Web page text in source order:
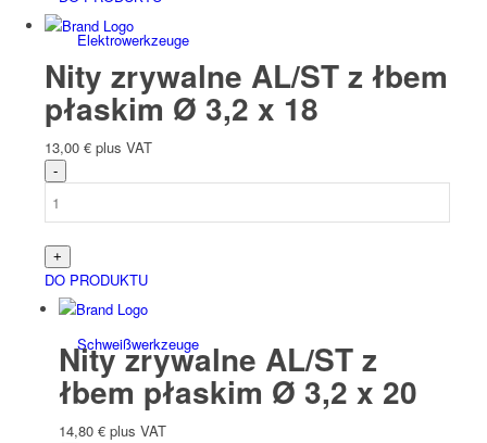
Elektro­werk­zeuge
Schweiß­werk­zeuge
Nity zrywalne AL/ST z łbem
płaskim Ø 3,2 x 18
13,00 € plus VAT
DO PRODUKTU
Nity zrywalne AL/ST z
łbem płaskim Ø 3,2 x 20
14,80 € plus VAT